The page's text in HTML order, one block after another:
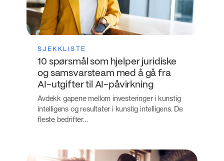
SJEKKLISTE
10 spørsmål som hjelper juridiske
og samsvarsteam med å gå fra
AI-utgifter til AI-påvirkning
Avdekk gapene mellom investeringer i kunstig
intelligens og resultater i kunstig intelligens. De
fleste bedrifter…